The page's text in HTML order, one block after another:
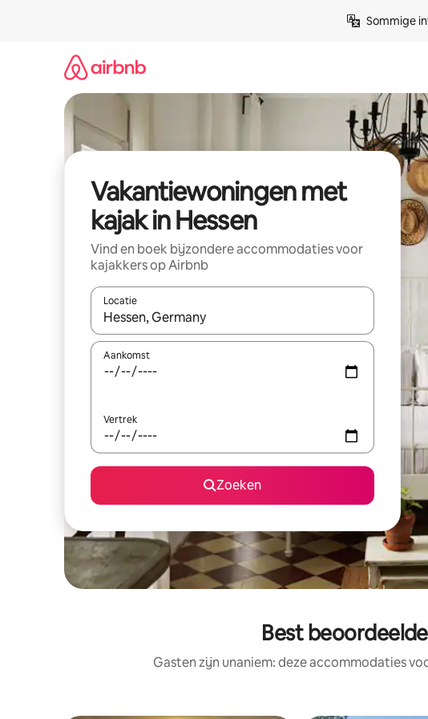
Sommige
Vakantiewoningen met
kajak in Hessen
Vind en boek bijzondere accommodaties voor
kajakkers op Airbnb
Locatie
Wanneer er suggesties beschikbaar zijn, maak je een keuze
Aankomst
Vertrek
Zoeken
Best
Gasten zijn unaniem: deze accommodaties